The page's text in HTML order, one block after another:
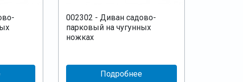
002302 - Диван садово-
парковый на чугунных
ножках
Подробнее